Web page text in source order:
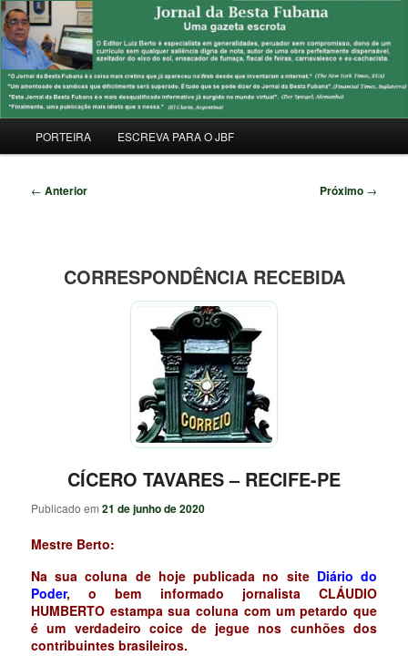
Pular
para
o
conteúdo
principalJORNAL DA BESTA FUBANA
Uma Gazeta Escrota
principal
PORTEIRA ESCREVA PARA O JBF
Navegação
← Anterior Próximo →
CORRESPONDÊNCIA RECEBIDA
CÍCERO TAVARES – RECIFE-PE
Publicado em21 de junho de 2020
Mestre Berto:
Na sua coluna de hoje publicada no site Diário do
Poder, o bem informado jornalista CLÁUDIO
HUMBERTO estampa sua coluna com um petardo que
é um verdadeiro coice de jegue nos cunhões dos
contribuintes brasileiros.